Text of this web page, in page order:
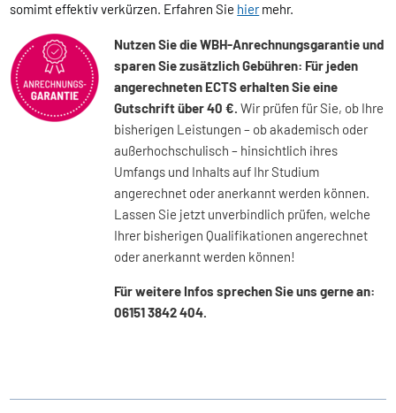
somimt effektiv verkürzen. Erfahren Sie hiermehr.
Nutzen Sie die WBH-Anrechnungsgarantie und
sparen Sie zusätzlich Gebühren: Für jeden
angerechneten ECTS erhalten Sie eine
Gutschrift über 40 €.Wir prüfen für Sie, ob Ihre
bisherigen Leistungen – ob akademisch oder
außerhochschulisch – hinsichtlich ihres
Umfangs und Inhalts auf Ihr Studium
angerechnet oder anerkannt werden können.
Lassen Sie jetzt unverbindlich prüfen, welche
Ihrer bisherigen Qualifikationen angerechnet
oder anerkannt werden können!
Für weitere Infos sprechen Sie uns gerne an:
06151 3842 404.